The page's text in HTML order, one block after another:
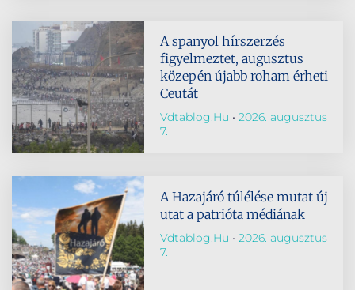
A spanyol hírszerzés
figyelmeztet, augusztus
közepén újabb roham érheti
Ceutát
Vdtablog.hu
2026. augusztus
7.
A Hazajáró túlélése mutat új
utat a patrióta médiának
Vdtablog.hu
2026. augusztus
7.